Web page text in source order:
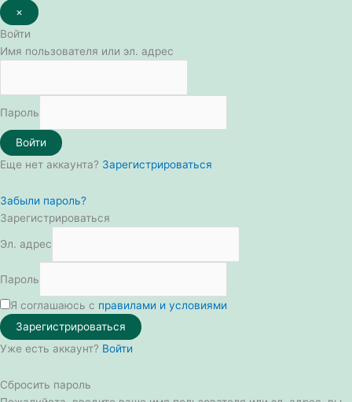
×
Войти
Имя пользователя или эл. адрес
Пароль
Войти
Еще нет аккаунта? Зарегистрироваться
Забыли пароль?
Зарегистрироваться
Эл. адрес
Пароль
Я соглашаюсь с правилами и условиями
Зарегистрироваться
Уже есть аккаунт? Войти
Сбросить пароль